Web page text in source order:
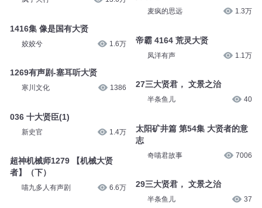
1416集 像是国有大贤
姣姣兮 1.6万
1269有声剧-塞耳听大贤
寒川文化 1386
036 十大贤臣(1)
新史官 1.4万
超神机械师1279 【机械大贤
者】（下）
喵九多人有声剧 6.6万
麦疯的思远 1.3万
帝霸 4164 荒灵大贤
凤洋有声 1.1万
27三大贤君， 文景之治
半条鱼儿 40
太阳矿井篇 第54集 大贤者的意
志
奇喵君故事 7006
29三大贤君， 文景之治
半条鱼儿 37